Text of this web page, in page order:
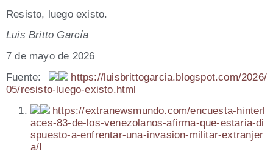
Resis­to, lue­go existo.
Luis Brit­to García
7 de mayo de 2026
Fuen­te:
https://​luis​brit​to​gar​cia​.blogs​pot​.com/​2​0​2​6​/​
0​5​/​r​e​s​i​s​t​o​-​l​u​e​g​o​-​e​x​i​s​t​o​.​h​tml
https://​extra​news​mun​do​.com/​e​n​c​u​e​s​t​a​-​h​i​n​t​e​r​l​
a​c​e​s​-​8​3​-​d​e​-​l​o​s​-​v​e​n​e​z​o​l​a​n​o​s​-​a​f​i​r​m​a​-​q​u​e​-​e​s​t​a​r​i​a​-​d​i​
s​p​u​e​s​t​o​-​a​-​e​n​f​r​e​n​t​a​r​-​u​n​a​-​i​n​v​a​s​i​o​n​-​m​i​l​i​t​a​r​-​e​x​t​r​a​n​j​e​r​
a/I